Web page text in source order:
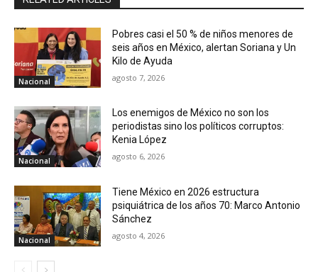
Nacional
Pobres casi el 50 % de niños menores de
seis años en México, alertan Soriana y Un
Kilo de Ayuda
agosto 7, 2026
Nacional
Los enemigos de México no son los
periodistas sino los políticos corruptos:
Kenia López
agosto 6, 2026
Nacional
Tiene México en 2026 estructura
psiquiátrica de los años 70: Marco Antonio
Sánchez
agosto 4, 2026